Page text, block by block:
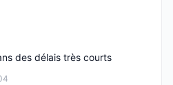
des délais très courts